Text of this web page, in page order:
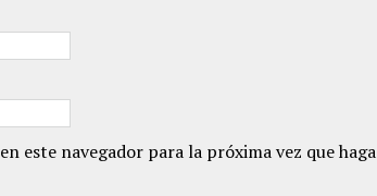
este navegador para la próxima vez que haga